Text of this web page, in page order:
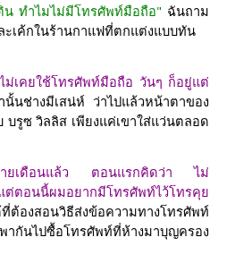
ทำไมไม่มีโทรศัพท์มือถือ" ฉันถาม
เค้กในร้านกาแฟที่ตกแต่งแบบทัน
ม่เคยใช้โทรศัพท์มือถือ วันๆ ก็อยู่แต่
นั้นช่างมีเสน่ห์ ว่าไปแล้วหน้าตาของ
บรูซ วิลลิส เพียงแค่เขาใส่แว่นตลอด
ลายเดือนแล้ว ตอนแรกคิดว่า ไม่
ตอนนี้ผมอยากมีโทรศัพท์ไว้โทรคุย
องสอนวิธีส่งข้อความทางโทรศัพท์
ากันไปซื้อโทรศัพท์ที่ห้างมาบุญครอง